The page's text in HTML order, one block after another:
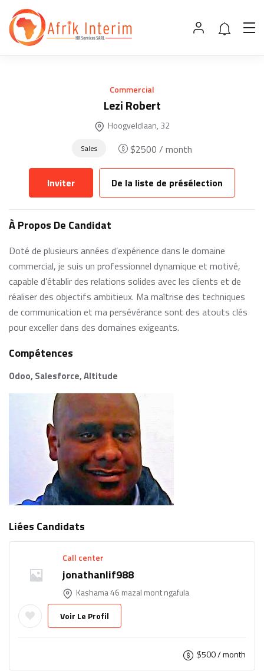
Commercial
Lezi Robert
Hoogveldlaan, 32
Sales $2500 / month
Inviter De la liste de présélection
À Propos De Candidat
Doté de plusieurs années d’expérience dans le domaine
commercial, je suis un professionnel dynamique et motivé,
capable d’établir des relations solides avec les clients et de
réaliser des objectifs ambitieux. Ma maîtrise des techniques
de communication et ma persévérance sont des atouts clés
pour exceller dans des domaines exigeants.
Compétences
Odoo, Salesforce, Altitude
Liées Candidats
Call center
jonathanlif988
Kashama 46 mazal mont ngafula
Voir Le Profil
$500/ month